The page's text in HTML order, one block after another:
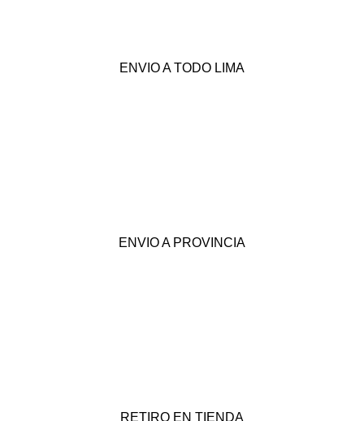
ENVIO A TODO LIMA
ENVIO A PROVINCIA
RETIRO EN TIENDA